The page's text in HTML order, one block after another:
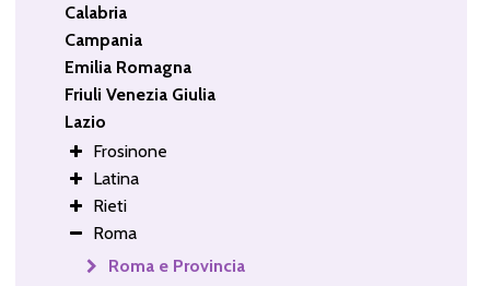
Calabria
Campania
Emilia Romagna
Friuli Venezia Giulia
Lazio
Frosinone
Latina
Rieti
Roma
Roma e Provincia